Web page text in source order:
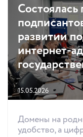
Состоялась
развитии
интернет-
15.05.2026
Домены на
удобство, а